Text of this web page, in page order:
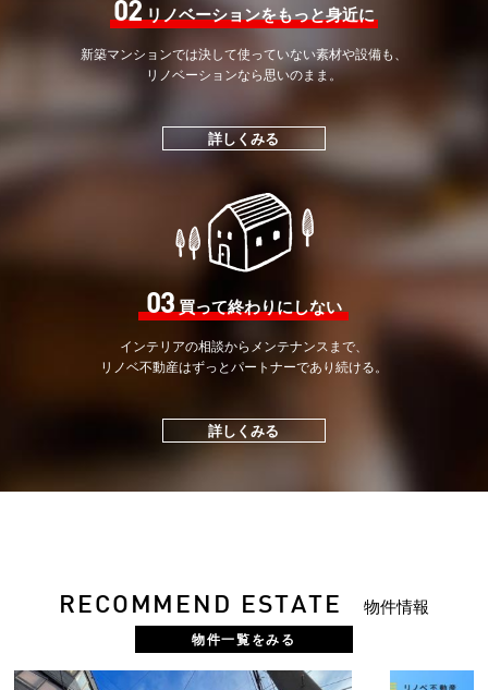
02リノベーションをもっと身近に
新築マンションでは決して使っていない素材や設備も、
リノベーションなら思いのまま。
詳しくみる
03買って終わりにしない
インテリアの相談から メンテナンスまで、
リノベ不動産はずっとパートナーであり続ける。
詳しくみる
RECOMMEND ESTATE 物件情報
物件一覧をみる